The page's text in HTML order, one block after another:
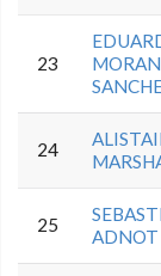
23
MORAN
24
25
ADNOT